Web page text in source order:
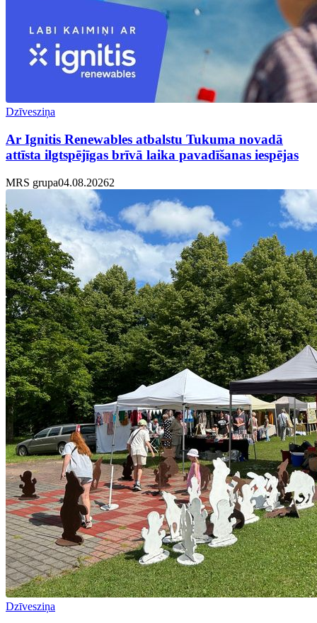
Dzīvesziņa
Ar Ignitis Renewables atbalstu Tukuma novadā
attīsta ilgtspējīgas brīvā laika pavadīšanas iespējas
MRS grupa04.08.20262
Dzīvesziņa